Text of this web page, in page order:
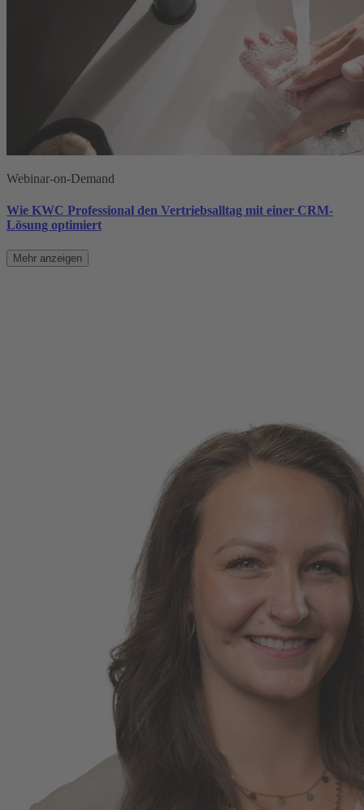
Webinar-on-Demand
Wie KWC Professional den Vertriebsalltag mit einer CRM-
Lösung optimiert
Mehr anzeigen